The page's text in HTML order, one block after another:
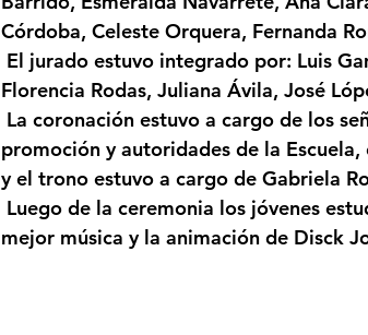
Córdoba, Celeste Orquera, Fernanda
Florencia Rodas, Juliana Ávila, José
promoción y autoridades de la
y el trono estuvo a cargo de Gabriela
mejor música y la animación de Disck